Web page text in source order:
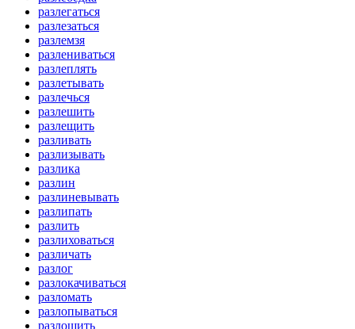
разлегаться
разлезаться
разлемзя
разлениваться
разлеплять
разлетывать
разлечься
разлешить
разлещить
разливать
разлизывать
разлика
разлин
разлиневывать
разлипать
разлить
разлиховаться
различать
разлог
разлокачиваться
разломать
разлопываться
разлощить